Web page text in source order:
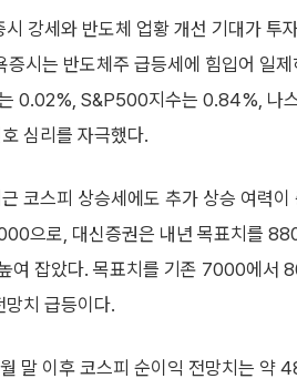
시 강세와 반도체 업황 개선 기대가 투
증시는 반도체주 급등세에 힘입어 일
0.02%, S&P500지수는 0.84%, 나
심리를 자극했다.
코스피 상승세에도 추가 상승 여력
으로, 대신증권은 내년 목표치를
여 잡았다. 목표치를 기존 7000에서
망치 급등이다.
말 이후 코스피 순이익 전망치는 약